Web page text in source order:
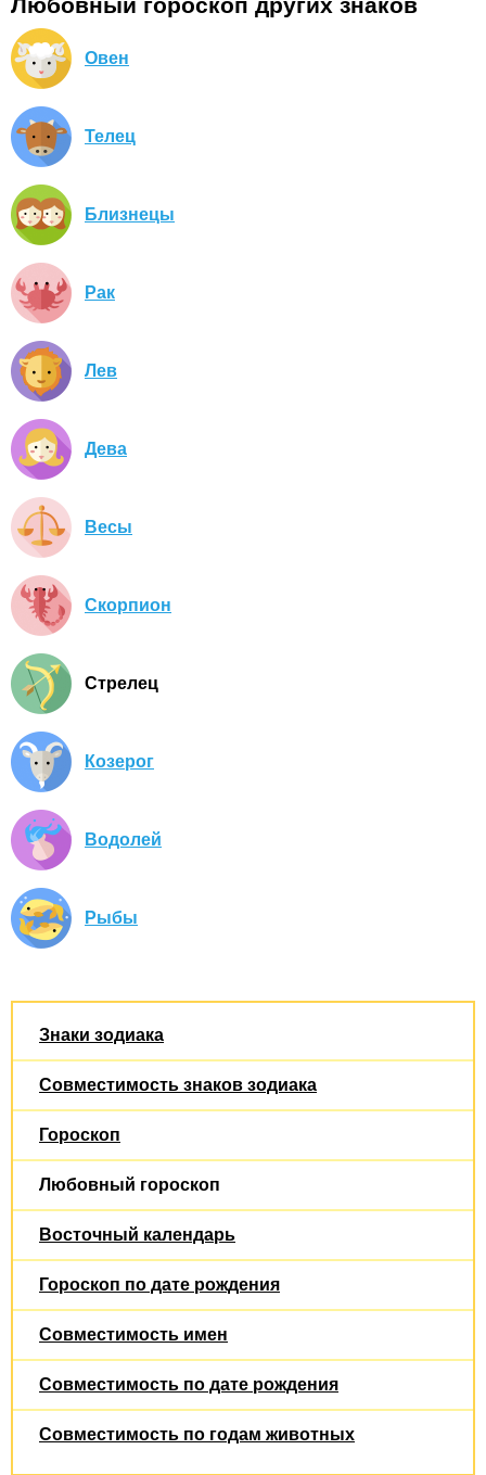
Овен
Телец
Близнецы
Рак
Лев
Дева
Весы
Скорпион
Стрелец
Козерог
Водолей
Рыбы
Знаки зодиака
Совместимость знаков зодиака
Гороскоп
Любовный гороскоп
Восточный календарь
Гороскоп по дате рождения
Совместимость имен
Совместимость по дате рождения
Совместимость по годам животных